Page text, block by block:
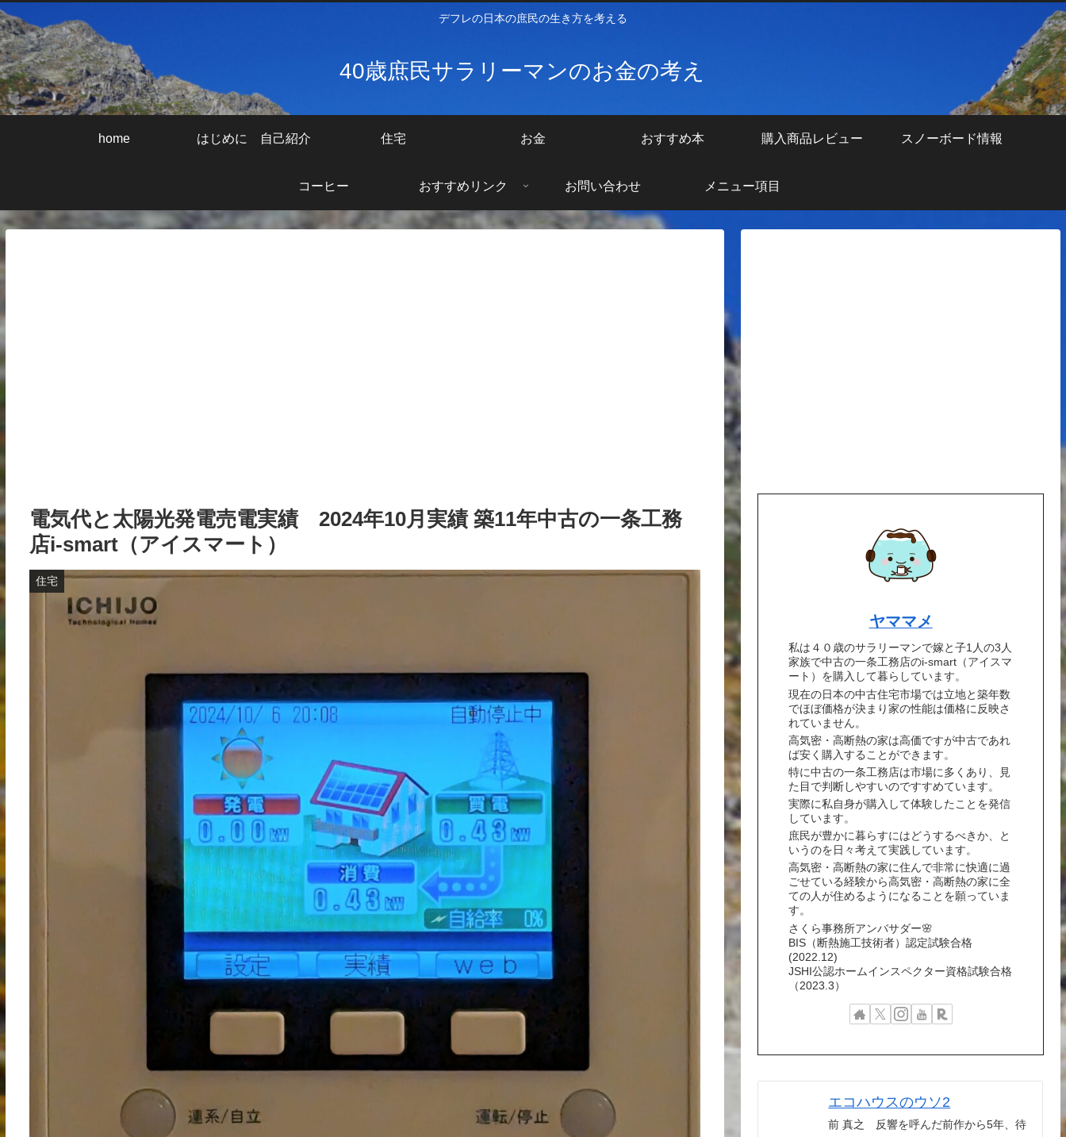
デフレの日本の庶民の生き方を考える
40歳庶民サラリーマンのお金の考え
home はじめに 自己紹介 住宅 お金 おすすめ本 購入商品レビュー スノーボード情報
コーヒー おすすめリンク お問い合わせ メニュー項目
電気代と太陽光発電売電実績 2024年10月実績 築11年中古の一条工務
店i-smart（アイスマート）
住宅
ヤママメ
私は４０歳のサラリーマンで嫁と子1人の3人
家族で中古の一条工務店のi-smart（アイスマ
ート）を購入して暮らしています。
現在の日本の中古住宅市場では立地と築年数
でほぼ価格が決まり家の性能は価格に反映さ
れていません。
高気密・高断熱の家は高価ですが中古であれ
ば安く購入することができます。
特に中古の一条工務店は市場に多くあり、見
た目で判断しやすいのですすめています。
実際に私自身が購入して体験したことを発信
しています。
庶民が豊かに暮らすにはどうするべきか、と
いうのを日々考えて実践しています。
高気密・高断熱の家に住んで非常に快適に過
ごせている経験から高気密・高断熱の家に全
ての人が住めるようになることを願っていま
す。
さくら事務所アンバサダー🌸
BIS（断熱施工技術者）認定試験合格
(2022.12)
JSHI公認ホームインスペクター資格試験合格
（2023.3）
エコハウスのウソ2
前 真之 反響を呼んだ前作から5年、待